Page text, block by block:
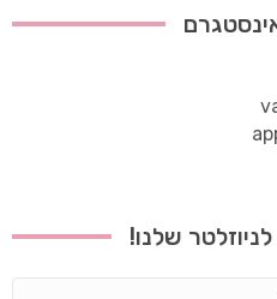
שלנו!